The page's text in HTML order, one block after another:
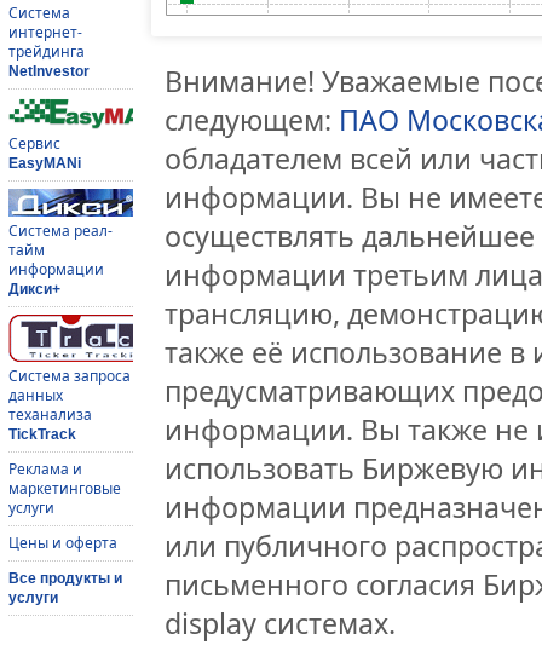
Система
интернет-
трейдинга
NetInvestor
Сервис
EasyMANi
Система реал-
тайм
информации
Дикси+
Система запроса
данных
теханализа
TickTrack
Реклама и
маркетинговые
услуги
Цены и оферта
Все продукты и
услуги
Внимание! Уважаемые
следующем: ПАО
обладателем всей или
информации. Вы не
осуществлять
информации третьим
трансляцию,
также её использование
предусматривающих
информации. Вы также не
использовать Биржевую
информации
или публичного
письменного согласия
display системах.